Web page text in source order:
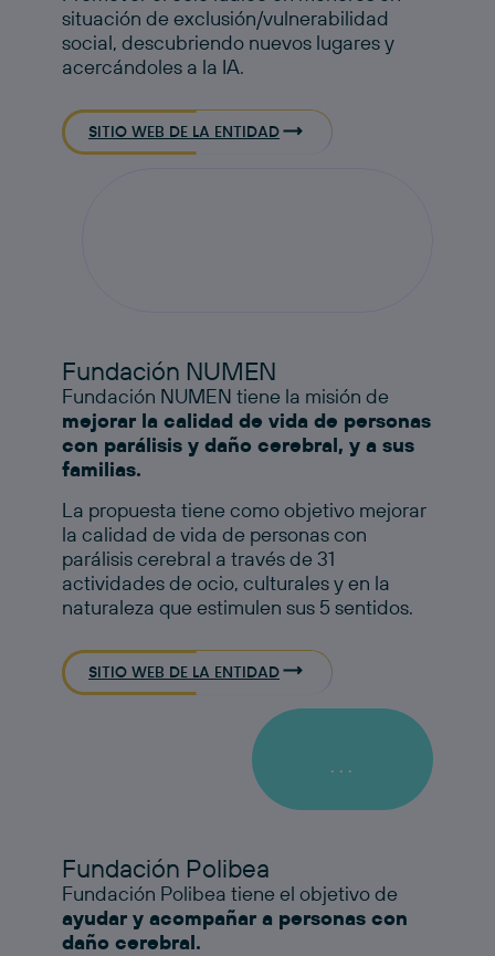
situación de exclusión/vulnerabilidad
social, descubriendo nuevos lugares y
acercándoles a la IA.
SITIO WEB DE LA ENTIDAD
Fundación NUMEN
Fundación NUMEN tiene la misión de
mejorar la calidad de vida de personas
con parálisis y daño cerebral, y a sus
familias.
La propuesta tiene como objetivo mejorar
la calidad de vida de personas con
parálisis cerebral a través de 31
actividades de ocio, culturales y en la
naturaleza que estimulen sus 5 sentidos. ​
SITIO WEB DE LA ENTIDAD
...
Fundación Polibea
Fundación Polibea tiene el objetivo de
ayudar y acompañar a personas con
daño cerebral.